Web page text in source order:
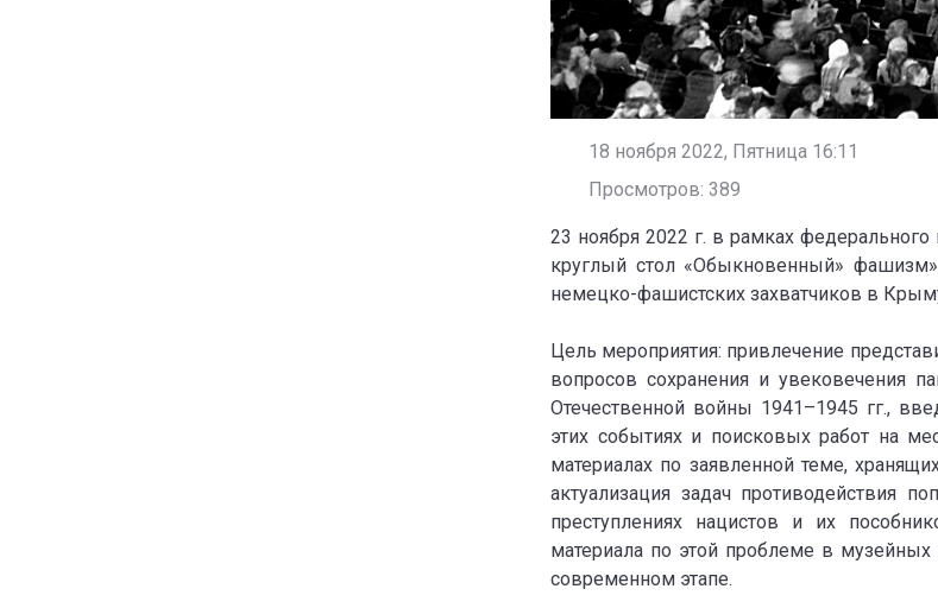
18 ноября 2022, Пятница 16:11
Просмотров: 389
23 ноября 2022 г. в рамках
круглый стол «Обыкновенный»
немецко-фашистских захватчиков в
Цель мероприятия: привлечение
вопросов сохранения и увековечения
Отечественной войны 1941–1945 гг.,
этих событиях и поисковых работ на
материалах по заявленной теме,
актуализация задач противодействия
преступлениях нацистов и их
материала по этой проблеме в музейных
современном этапе.